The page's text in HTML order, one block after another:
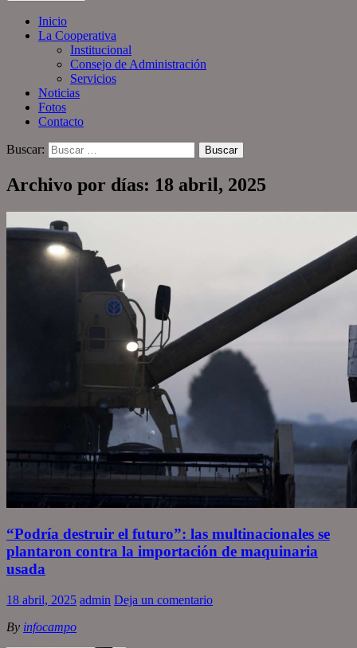
Inicio
La Cooperativa
Institucional
Consejo de Administración
Servicios
Noticias
Fotos
Contacto
Buscar:
Archivo por días: 18 abril, 2025
“Podría destruir el futuro”: las multinacionales se
plantaron contra la importación de maquinaria
usada
18 abril, 2025 admin Deja un comentario
By infocampo